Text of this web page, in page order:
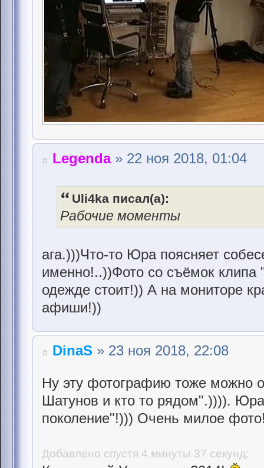
Legenda» 22 ноя 2018, 01:04
Uli4ka писал(а):
Рабочие моменты
ага.)))Что-то Юра поясняет
именно!..))Фото со съёмок
одежде стоит!)) А на мониторе
афиши!))
DinaS » 23 ноя 2018, 22:08
Ну эту фотографию тоже можно
Шатунов и кто то рядом".)))).
поколение"!))) Очень милое
Добавлено спустя 4 минуты 37 секунд: